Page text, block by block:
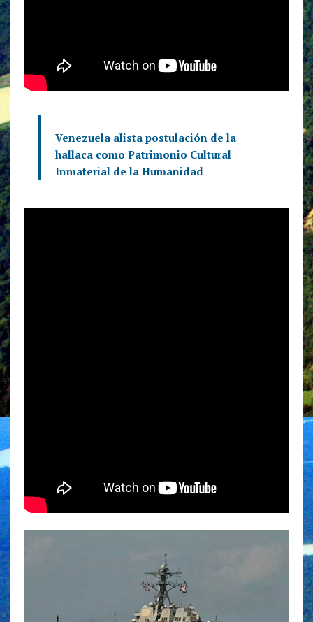
Venezuela alista postulación de la
hallaca como Patrimonio Cultural
Inmaterial de la Humanidad